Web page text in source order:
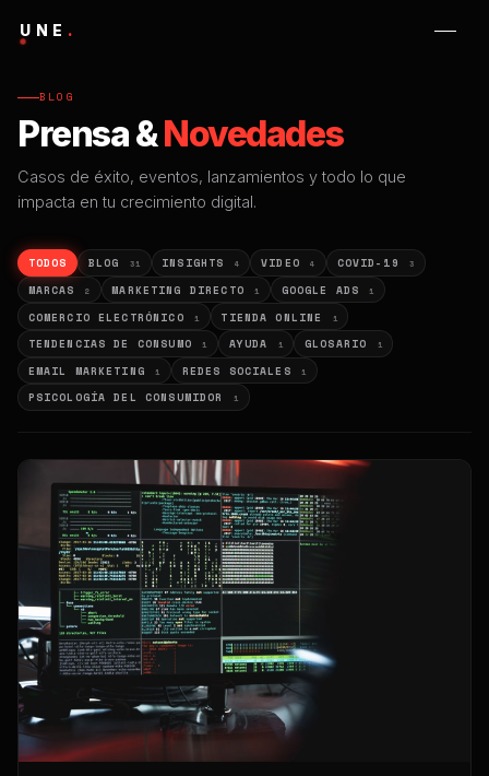
UNE .
BLOG
Prensa &Novedades
Casos de éxito, eventos, lanzamientos y todo lo que
impacta en tu crecimiento digital.
TODOS BLOG 31 INSIGHTS 4 VIDEO 4 COVID-19 3
MARCAS 2 MARKETING DIRECTO 1 GOOGLE ADS 1
COMERCIO ELECTRÓNICO 1 TIENDA ONLINE 1
TENDENCIAS DE CONSUMO 1 AYUDA 1 GLOSARIO 1
EMAIL MARKETING 1 REDES SOCIALES 1
PSICOLOGÍA DEL CONSUMIDOR 1